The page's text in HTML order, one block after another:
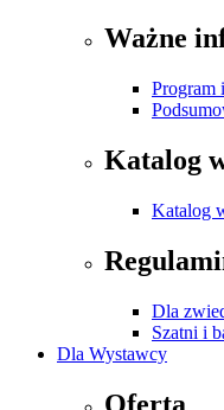
Ważne
Program
Katalog
Katalog
Dla
Szatni i
Dla Wystawcy
Oferta